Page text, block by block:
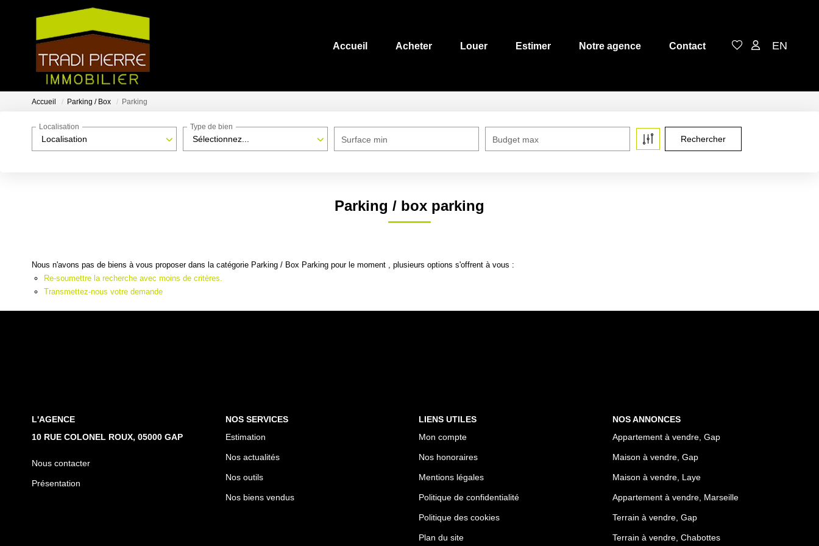
Accueil Acheter Louer Estimer Notre agence Contact EN
Accueil Parking / Box Parking
Localisation
Localisation
Sélectionnez...
Type de bien
Surface min Budget max
Parking / box parking
Nous n'avons pas de biens à vous proposer dans la catégorie Parking / Box Parking pour le moment , plusieurs options s'offrent à vous :
Re-soumettre la recherche avec moins de critères.
Transmettez-nous votre demande
L'AGENCE
10 RUE COLONEL ROUX, 05000 GAP
Nous contacter
Présentation
NOS SERVICES
Estimation
Nos actualités
Nos outils
Nos biens vendus
LIENS UTILES
Mon compte
Nos honoraires
Mentions légales
Politique de confidentialité
Politique des cookies
Plan du site
NOS ANNONCES
Appartement à vendre, Gap
Maison à vendre, Gap
Maison à vendre, Laye
Appartement à vendre, Marseille
Terrain à vendre, Gap
Terrain à vendre, Chabottes